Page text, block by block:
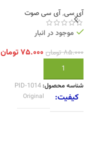
آی سی,آی سی صوت
موجود در انبار
۸۵.۰۰۰تومان ۷۵.۰۰۰تومان
افزودن به سبد خرید
شناسه محصول: PID-1014
کیفیت Original